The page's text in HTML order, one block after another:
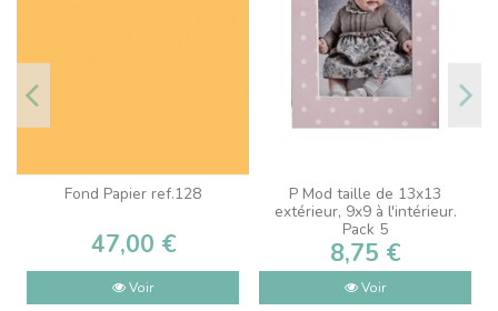
Fond Papier ref.128
47,00 €
Voir
P Mod taille de 13x13
extérieur, 9x9 à l'intérieur.
Pack 5
8,75 €
Voir